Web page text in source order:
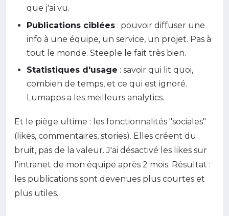
que j'ai vu.
Publications ciblées : pouvoir diffuser une
info à une équipe, un service, un projet. Pas à
tout le monde. Steeple le fait très bien.
Statistiques d'usage : savoir qui lit quoi,
combien de temps, et ce qui est ignoré.
Lumapps a les meilleurs analytics.
Et le piège ultime : les fonctionnalités "sociales"
(likes, commentaires, stories). Elles créent du
bruit, pas de la valeur. J'ai désactivé les likes sur
l'intranet de mon équipe après 2 mois. Résultat :
les publications sont devenues plus courtes et
plus utiles.